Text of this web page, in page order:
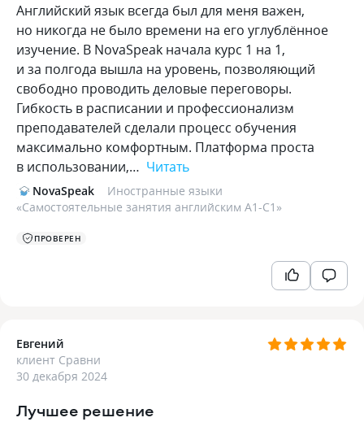
Английский язык всегда был для меня важен,
но никогда не было времени на его углублённое
изучение. В NovaSpeak начала курс 1 на 1,
и за полгода вышла на уровень, позволяющий
свободно проводить деловые переговоры.
Гибкость в расписании и профессионализм
преподавателей сделали процесс обучения
максимально комфортным. Платформа проста
в использовании,… Читать
NovaSpeak
Иностранные языки
«Самостоятельные занятия английским А1-С1 »
ПРОВЕРЕН
Евгений
клиент Сравни
30 декабря 2024
Лучшее решение